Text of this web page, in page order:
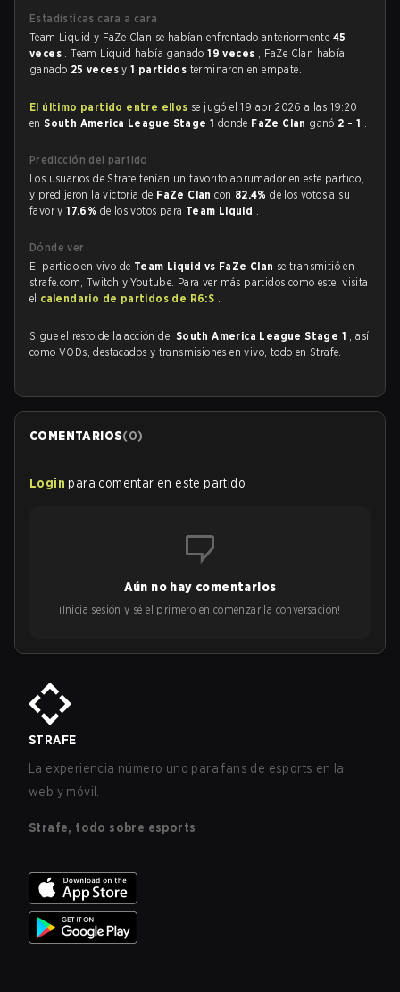
Estadísticas cara a cara
Team Liquid y FaZe Clan se habían enfrentado anteriormente 45
veces . Team Liquid había ganado19 veces , FaZe Clan había
ganado 25 vecesy1 partidos terminaron en empate.
El último partido entre ellos se jugó el 19 abr 2026 a las 19:20
enSouth America League Stage 1 donde FaZe Clan ganó 2 - 1 .
Predicción del partido
Los usuarios de Strafe tenían un favorito abrumador en este partido,
y predijeron la victoria de FaZe Clancon 82.4%de los votos a su
favor y17.6% de los votos para Team Liquid .
Dónde ver
El partido en vivo de Team Liquid vs FaZe Clan se transmitió en
strafe.com, Twitch y Youtube. Para ver más partidos como este, visita
el calendario de partidos de R6:S .
Sigue el resto de la acción del South America League Stage 1 , así
como VODs, destacados y transmisiones en vivo, todo en Strafe.
COMENTARIOS(0)
Login para comentar en este partido
Aún no hay comentarios
¡Inicia sesión y sé el primero en comenzar la conversación!
STRAFE
La experiencia número uno para fans de esports en la
web y móvil.
Strafe, todo sobre esports